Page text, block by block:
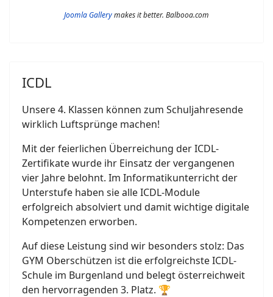
Joomla Gallerymakes it better. Balbooa.com
ICDL
Unsere 4. Klassen können zum Schuljahresende
wirklich Luftsprünge machen!
Mit der feierlichen Überreichung der ICDL-
Zertifikate wurde ihr Einsatz der vergangenen
vier Jahre belohnt. Im Informatikunterricht der
Unterstufe haben sie alle ICDL-Module
erfolgreich absolviert und damit wichtige digitale
Kompetenzen erworben.
Auf diese Leistung sind wir besonders stolz: Das
GYM Oberschützen ist die erfolgreichste ICDL-
Schule im Burgenland und belegt österreichweit
den hervorragenden 3. Platz. 🏆